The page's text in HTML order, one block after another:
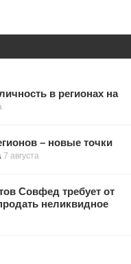
в регионах на
– новые точки
7 августа
Совфед требует от
неликвидное